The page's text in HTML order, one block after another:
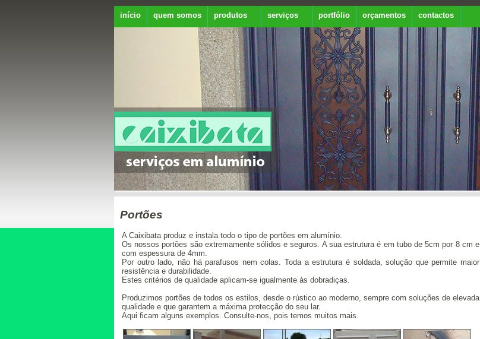
início quem somos produtos serviços portfólio orçamentos contactos
Portões
A Caixibata produz e instala todo o tipo de portões em alumínio.
Os nossos portões são extremamente sólidos e seguros. A sua estrutura é em tubo de 5cm por 8 cm e
com espessura de 4mm.
Por outro lado, não há parafusos nem colas. Toda a estrutura é soldada, solução que permite maior
resistência e durabilidade.
Estes critérios de qualidade aplicam-se igualmente às dobradiças.
Produzimos portões de todos os estilos, desde o rústico ao moderno, sempre com soluções de elevada
qualidade e que garantem a máxima protecção do seu lar.
Aqui ficam alguns exemplos. Consulte-nos, pois temos muitos mais.